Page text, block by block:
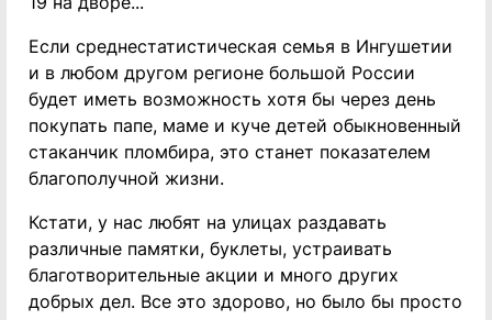
Если среднестатистическая семья в Ингушетии
и в любом другом регионе большой России
будет иметь возможность хотя бы через день
покупать папе, маме и куче детей обыкновенный
стаканчик пломбира, это станет показателем
благополучной жизни.
Кстати, у нас любят на улицах раздавать
различные памятки, буклеты, устраивать
благотворительные акции и много других
добрых дел. Все это здорово, но было бы просто